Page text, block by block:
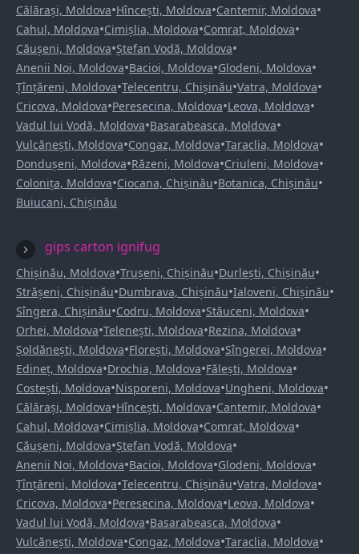
Călărași, Moldova•Hîncești, Moldova•Cantemir, Moldova•
Cahul, Moldova•Cimișlia, Moldova•Comrat, Moldova•
Căușeni, Moldova•Ștefan Vodă, Moldova•
Anenii Noi, Moldova•Bacioi, Moldova•Glodeni, Moldova•
Țînțăreni, Moldova•Telecentru, Chișinău•Vatra, Moldova•
Cricova, Moldova•Peresecina, Moldova•Leova, Moldova•
Vadul lui Vodă, Moldova•Basarabeasca, Moldova•
Vulcănești, Moldova•Congaz, Moldova•Taraclia, Moldova•
Dondușeni, Moldova•Răzeni, Moldova•Criuleni, Moldova•
Colonița, Moldova•Ciocana, Chișinău•Botanica, Chișinău•
Buiucani, Chișinău
gips carton ignifug
Chișinău, Moldova•Trușeni, Chișinău•Durlești, Chișinău•
Strășeni, Chișinău•Dumbrava, Chișinău•Ialoveni, Chișinău•
Sîngera, Chișinău•Codru, Moldova•Stăuceni, Moldova•
Orhei, Moldova•Telenești, Moldova•Rezina, Moldova•
Șoldănești, Moldova•Florești, Moldova•Sîngerei, Moldova•
Edineț, Moldova•Drochia, Moldova•Fălești, Moldova•
Costești, Moldova•Nisporeni, Moldova•Ungheni, Moldova•
Călărași, Moldova•Hîncești, Moldova•Cantemir, Moldova•
Cahul, Moldova•Cimișlia, Moldova•Comrat, Moldova•
Căușeni, Moldova•Ștefan Vodă, Moldova•
Anenii Noi, Moldova•Bacioi, Moldova•Glodeni, Moldova•
Țînțăreni, Moldova•Telecentru, Chișinău•Vatra, Moldova•
Cricova, Moldova•Peresecina, Moldova•Leova, Moldova•
Vadul lui Vodă, Moldova•Basarabeasca, Moldova•
Vulcănești, Moldova•Congaz, Moldova•Taraclia, Moldova•